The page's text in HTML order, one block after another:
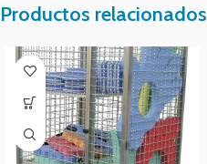
Productos relacionados